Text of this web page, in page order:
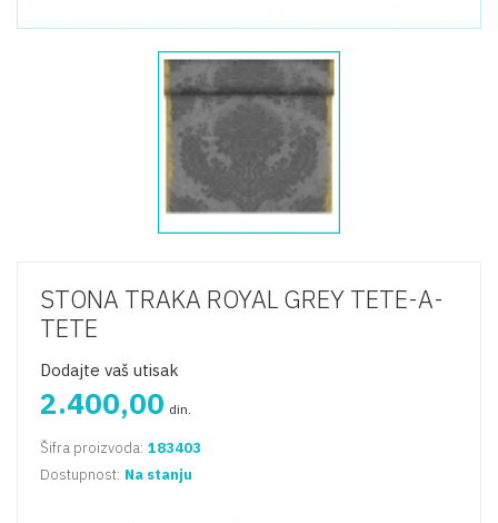
STONA TRAKA ROYAL GREY TETE-A-
TETE
Dodajte vaš utisak
2.400,00 din.
Šifra proizvoda: 183403
Dostupnost: Na stanju